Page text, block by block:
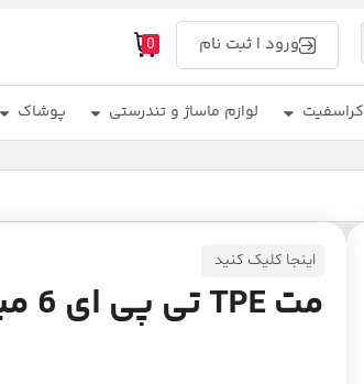
ورود | ثبت نام 0
کراسفیت لوازم ماساژ و تندرستی پوشاک
اینجا کلیک کنید
مت TPE تی پی ای 6 میل